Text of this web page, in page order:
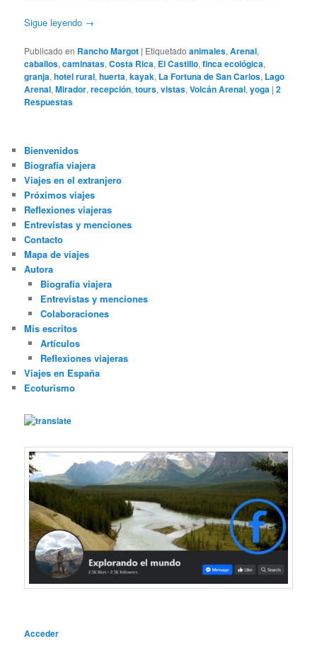
Sigue leyendo →
Publicado en Rancho Margot | Etiquetado animales,Arenal,
caballos,caminatas,Costa Rica, El Castillo,finca ecológica,
granja,hotel rural,huerta,kayak, La Fortuna de San Carlos, Lago
Arenal,Mirador,recepción,tours,vistas,Volcán Arenal,yoga |2
Respuestas
Bienvenidos
Biografía viajera
Viajes en el extranjero
Próximos viajes
Reflexiones viajeras
Entrevistas y menciones
Contacto
Mapa de viajes
Autora
Biografía viajera
Entrevistas y menciones
Colaboraciones
Mis escritos
Artículos
Reflexiones viajeras
Viajes en España
Ecoturismo
Acceder